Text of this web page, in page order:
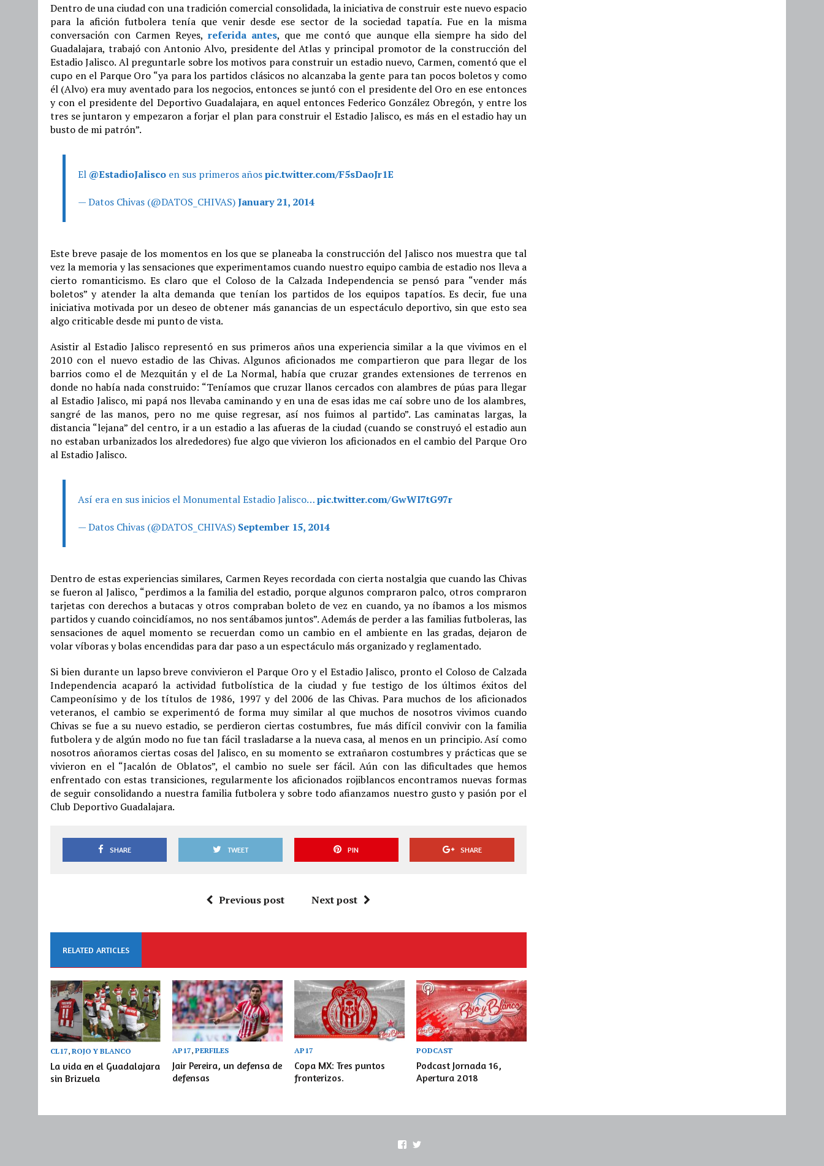
Dentro de una ciudad con una tradición comercial consolidada, la iniciativa de construir este nuevo espacio
para la afición futbolera tenía que venir desde ese sector de la sociedad tapatía. Fue en la misma
conversación con Carmen Reyes,referida antes, que me contó que aunque ella siempre ha sido del
Guadalajara, trabajó con Antonio Alvo, presidente del Atlas y principal promotor de la construcción del
Estadio Jalisco. Al preguntarle sobre los motivos para construir un estadio nuevo, Carmen, comentó que el
cupo en el Parque Oro “ya para los partidos clásicos no alcanzaba la gente para tan pocos boletos y como
él (Alvo) era muy aventado para los negocios, entonces se juntó con el presidente del Oro en ese entonces
y con el presidente del Deportivo Guadalajara, en aquel entonces Federico González Obregón, y entre los
tres se juntaron y empezaron a forjar el plan para construir el Estadio Jalisco, es más en el estadio hay un
busto de mi patrón”.
El @EstadioJalisco en sus primeros añospic.twitter.com/F5sDaoJr1E
— Datos Chivas (@DATOS_CHIVAS)January 21, 2014
Este breve pasaje de los momentos en los que se planeaba la construcción del Jalisco nos muestra que tal
vez la memoria y las sensaciones que experimentamos cuando nuestro equipo cambia de estadio nos lleva a
cierto romanticismo. Es claro que el Coloso de la Calzada Independencia se pensó para “vender más
boletos” y atender la alta demanda que tenían los partidos de los equipos tapatíos. Es decir, fue una
iniciativa motivada por un deseo de obtener más ganancias de un espectáculo deportivo, sin que esto sea
algo criticable desde mi punto de vista.
Asistir al Estadio Jalisco representó en sus primeros años una experiencia similar a la que vivimos en el
2010 con el nuevo estadio de las Chivas. Algunos aficionados me compartieron que para llegar de los
barrios como el de Mezquitán y el de La Normal, había que cruzar grandes extensiones de terrenos en
donde no había nada construido: “Teníamos que cruzar llanos cercados con alambres de púas para llegar
al Estadio Jalisco, mi papá nos llevaba caminando y en una de esas idas me caí sobre uno de los alambres,
sangré de las manos, pero no me quise regresar, así nos fuimos al partido”. Las caminatas largas, la
distancia “lejana” del centro, ir a un estadio a las afueras de la ciudad (cuando se construyó el estadio aun
no estaban urbanizados los alrededores) fue algo que vivieron los aficionados en el cambio del Parque Oro
al Estadio Jalisco.
Así era en sus inicios el Monumental Estadio Jalisco…pic.twitter.com/GwWI7tG97r
— Datos Chivas (@DATOS_CHIVAS) September 15, 2014
Dentro de estas experiencias similares, Carmen Reyes recordada con cierta nostalgia que cuando las Chivas
se fueron al Jalisco, “perdimos a la familia del estadio, porque algunos compraron palco, otros compraron
tarjetas con derechos a butacas y otros compraban boleto de vez en cuando, ya no íbamos a los mismos
partidos y cuando coincidíamos, no nos sentábamos juntos”. Además de perder a las familias futboleras, las
sensaciones de aquel momento se recuerdan como un cambio en el ambiente en las gradas, dejaron de
volar víboras y bolas encendidas para dar paso a un espectáculo más organizado y reglamentado.
Si bien durante un lapso breve convivieron el Parque Oro y el Estadio Jalisco, pronto el Coloso de Calzada
Independencia acaparó la actividad futbolística de la ciudad y fue testigo de los últimos éxitos del
Campeonísimo y de los títulos de 1986, 1997 y del 2006 de las Chivas. Para muchos de los aficionados
veteranos, el cambio se experimentó de forma muy similar al que muchos de nosotros vivimos cuando
Chivas se fue a su nuevo estadio, se perdieron ciertas costumbres, fue más difícil convivir con la familia
futbolera y de algún modo no fue tan fácil trasladarse a la nueva casa, al menos en un principio. Así como
nosotros añoramos ciertas cosas del Jalisco, en su momento se extrañaron costumbres y prácticas que se
vivieron en el “Jacalón de Oblatos”, el cambio no suele ser fácil. Aún con las dificultades que hemos
enfrentado con estas transiciones, regularmente los aficionados rojiblancos encontramos nuevas formas
de seguir consolidando a nuestra familia futbolera y sobre todo afianzamos nuestro gusto y pasión por el
Club Deportivo Guadalajara.
SHARE TWEET PIN SHARE
Previous post Next post
RELATED ARTICLES
CL17, ROJO Y BLANCO
La vida en el Guadalajara
sin Brizuela
AP17,PERFILES
Jair Pereira, un defensa de
defensas
AP17
Copa MX: Tres puntos
fronterizos.
PODCAST
Podcast Jornada 16,
Apertura 2018
Ver